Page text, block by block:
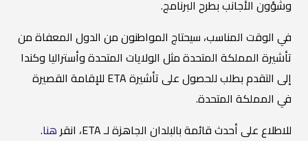
وشؤون الأجانب بطرح البرنامج.
في الوقت المناسب، سيحتاج المواطنون من الدول المعفاة من
تأشيرة المملكة المتحدة مثل الولايات المتحدة وأستراليا وكندا
إلى التقدم بطلب للحصول على تأشيرة ETA للإقامة القصيرة
في المملكة المتحدة.
للاطلاع على أحدث قائمة بالبلدان الجاهزة لـ ETA، انقر
هنا.